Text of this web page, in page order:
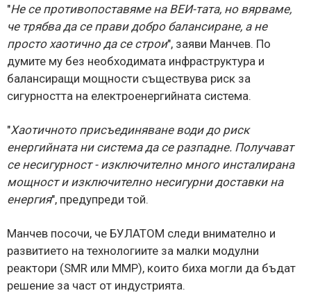
"Не се противопоставяме на ВЕИ-тата, но вярваме,
че трябва да се прави добро балансиране, а не
просто хаотично да се строи", заяви Манчев. По
думите му без необходимата инфраструктура и
балансиращи мощности съществува риск за
сигурността на електроенергийната система.
"Хаотичното присъединяване води до риск
енергийната ни система да се разпадне. Получават
се несигурност - изключително много инсталирана
мощност и изключително несигурни доставки на
енергия", предупреди той.
Манчев посочи, че БУЛАТОМ следи внимателно и
развитието на технологиите за малки модулни
реактори (SMR или ММР), които биха могли да бъдат
решение за част от индустрията.